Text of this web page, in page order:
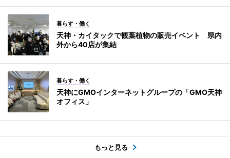
暮らす・働く
天神・カイタックで観葉植物の販売イベント 県内
外から40店が集結
暮らす・働く
天神にGMOインターネットグループの「GMO天神
オフィス」
もっと見る